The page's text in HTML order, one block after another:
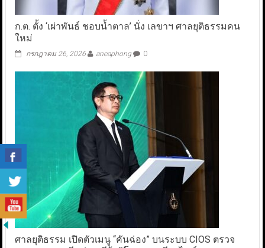
ก.ต. ตั้ง ‘เผ่าพันธ์ ชอบน้ำตาล’ นั่ง เลขาฯ ศาลยุติธรรมคน
ใหม่
กรกฎาคม 26, 2026 aneaphong 0
ศาลยุติธรรม เปิดตัวเมนู “คันฉ่อง” บนระบบ CIOS ตรวจ